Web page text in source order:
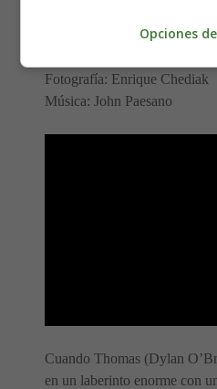
Guión: James Dashner,
Fotografía: Enrique Chediak
Música: John Paesano
Cuando Thomas (Dylan
en un laberinto enorme con
Opciones